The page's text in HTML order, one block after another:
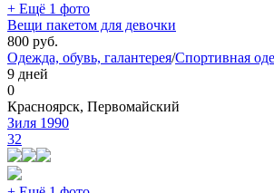
+ Ещё 1 фото
Вещи пакетом для девочки
800 руб.
Одежда, обувь, галантерея/Спортивная
9 дней
0
Красноярск, Первомайский
Зиля 1990
32